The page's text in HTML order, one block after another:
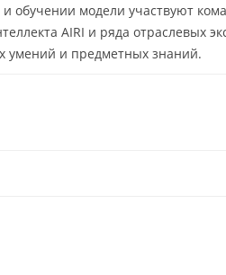
и обучении модели участвуют
AIRI и ряда отраслевых
умений и предметных знаний.